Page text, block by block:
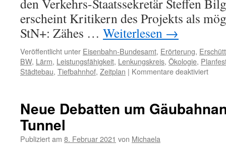
den Verkehrs-Staatssekretär Steffen
erscheint Kritikern des Projekts als
StN+: Zähes … Weiterlesen →
Veröffentlicht unter Eisenbahn-Bundesamt, Erörterung,
BW, Lärm, Leistungsfähigkeit, Lenkungskreis, Ökologie,
Städtebau, Tiefbahnhof, Zeitplan | Kommentare deaktiviert
Neue Debatten um
Tunnel
Publiziert am 8. Februar 2021 von Michaela